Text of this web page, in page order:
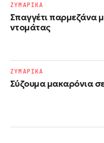
Σπαγγέτι παρμεζάνα
ντομάτας
ΖΥΜΑΡΙΚΑ
Σύζουμα μακαρόνια
ΖΥΜΑΡΙΚΑ